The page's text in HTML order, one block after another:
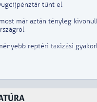
tűnt el
már aztán tényleg
reptéri taxizási